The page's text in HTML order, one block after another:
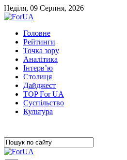
Неділя, 09 Серпня, 2026
Головне
Рейтинги
Точка зору
Аналітика
Інтерв’ю
Столиця
Дайджест
TOP For UA
Суспiльство
Культура